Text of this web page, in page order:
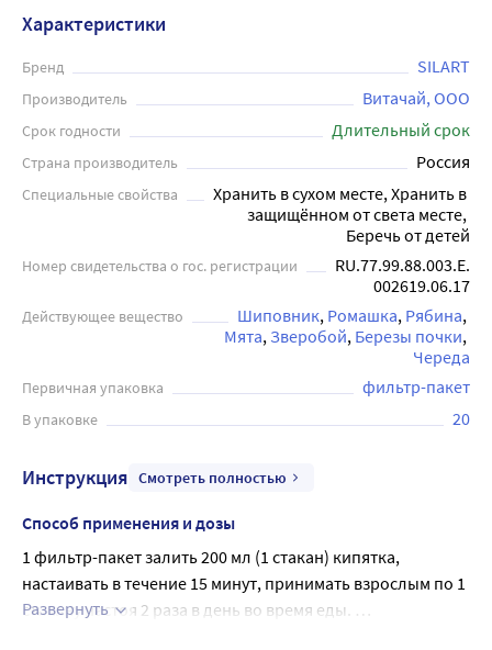
воспалительные процессы в организме и укрепляет
иммунную систему. Чай содержит в своем составе такие
травы, как крапива, зверобой, липа, ромашка и многие
другие, которые благотворно влияют на организм
которых должен завариваться чай, обеспечивают
быстрое и удобное приготовление напитка. В пачке
содержится 1.5 20 фильтр-пакетов."
Характеристики
Бренд SILART
Производитель Витачай, ООО
Срок годности Длительный срок
Страна производитель Россия
Специальные свойства
Хранить в сухом месте, Хранить в
защищённом от света месте,
Беречь от детей
Номер свидетельства о гос. регистрации
RU.77.99.88.003.Е.
002619.06.17
Действующее вещество Шиповник Ромашка Рябина
Мята Зверобой Березы почки
Череда
Первичная упаковка фильтр-пакет
В упаковке 20
Инструкция Смотреть полностью
Способ применения и дозы
1 фильтр-пакет залить 200 мл (1 стакан) кипятка,
настаивать в течение 15 минут, принимать взрослым по 1
стакану настоя 2 раза в день во время еды.
Развернуть